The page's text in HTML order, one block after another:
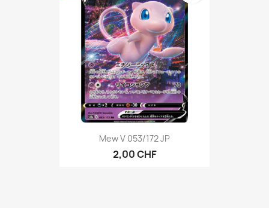
Mew V 053/172 JP
2,00 CHF